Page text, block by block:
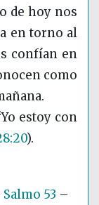
de hoy nos
en torno al
confían en
como
estoy con
).
Salmo 53 –